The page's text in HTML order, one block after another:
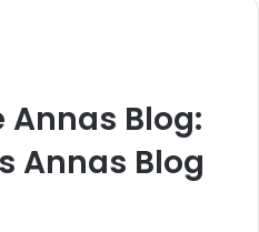
Annas Blog:
Annas Blog